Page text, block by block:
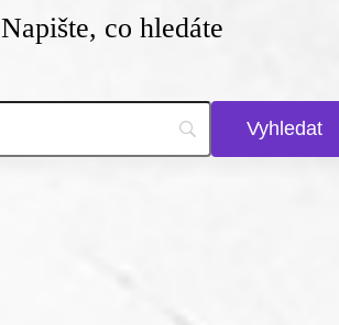
Napište, co hledáte